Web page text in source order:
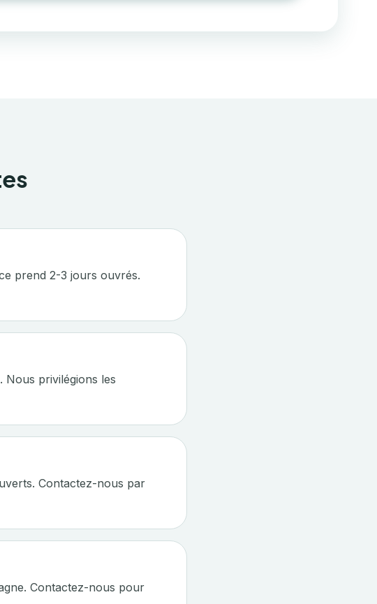
prend 2-3 jours ouvrés.
Nous privilégions les
Contactez-nous par
Contactez-nous pour